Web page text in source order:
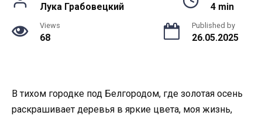
Лука Грабовецкий 4 min
Views
68
Published by
26.05.2025
В тихом городке под Белгородом, где золотая осень
раскрашивает деревья в яркие цвета, моя жизнь,